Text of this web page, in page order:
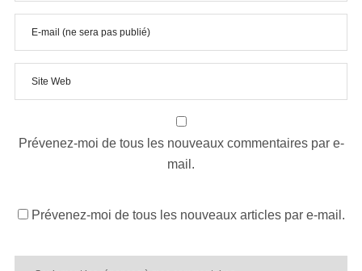
Prévenez-moi de tous les nouveaux commentaires par e-
mail.
Prévenez-moi de tous les nouveaux articles par e-mail.